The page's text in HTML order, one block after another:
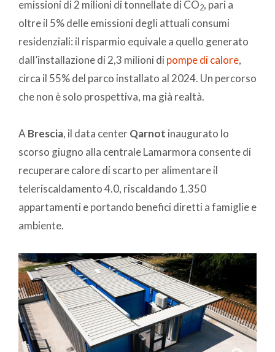
emissioni di 2 milioni di tonnellate di CO2, pari a
oltre il 5% delle emissioni degli attuali consumi
residenziali: il risparmio equivale a quello generato
dall’installazione di 2,3 milioni di pompe di calore,
circa il 55% del parco installato al 2024. Un percorso
che non è solo prospettiva, ma già realtà.
ABrescia, il data centerQarnot inaugurato lo
scorso giugno alla centrale Lamarmora consente di
recuperare calore di scarto per alimentare il
teleriscaldamento 4.0, riscaldando 1.350
appartamenti e portando benefici diretti a famiglie e
ambiente.